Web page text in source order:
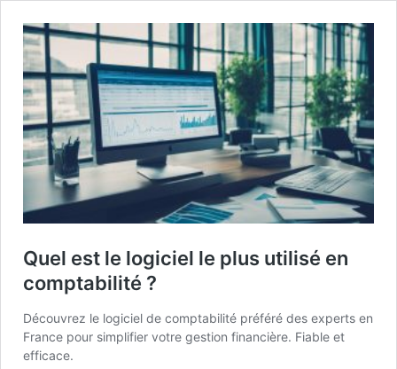
Quel est le logiciel le plus utilisé en
comptabilité ?
Découvrez le logiciel de comptabilité préféré des experts en
France pour simplifier votre gestion financière. Fiable et
efficace.